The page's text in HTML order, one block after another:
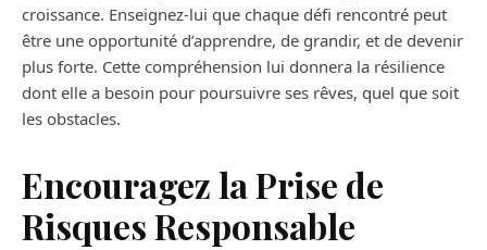
croissance. Enseignez-lui que chaque défi rencontré peut
être une opportunité d’apprendre, de grandir, et de devenir
plus forte. Cette compréhension lui donnera la résilience
dont elle a besoin pour poursuivre ses rêves, quel que soit
les obstacles.
Encouragez la Prise de
Risques Responsable